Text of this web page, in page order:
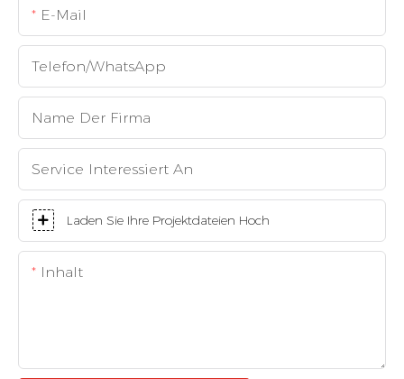
E-Mail
Telefon/WhatsApp
Name Der Firma
Service Interessiert An
Laden Sie Ihre Projektdateien Hoch
Inhalt